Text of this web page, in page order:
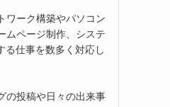
ワーク構築やパソコン
ムページ制作、システ
る仕事を数多く対応し
の投稿や日々の出来事